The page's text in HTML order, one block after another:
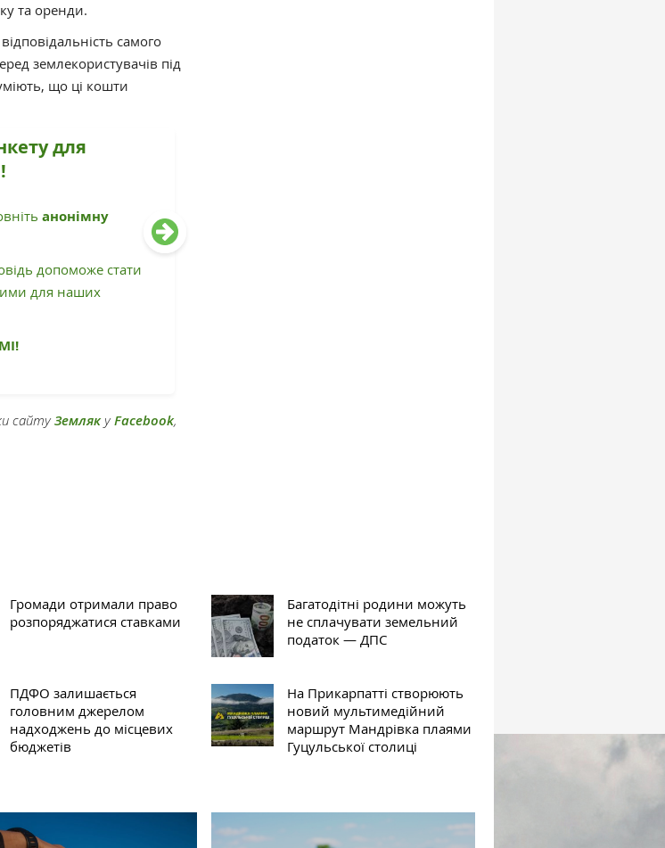
та оренди.
самого
землекористувачів під
що ці кошти
для
анонімну
допоможе стати
для наших
сайтуЗемлякуFacebook,
Громади отримали право
розпоряджатися ставками
Багатодітні родини можуть
не сплачувати земельний
податок — ДПС
ПДФО залишається
головним джерелом
надходжень до місцевих
бюджетів
На Прикарпатті створюють
новий мультимедійний
маршрут Мандрівка плаями
Гуцульської столиці